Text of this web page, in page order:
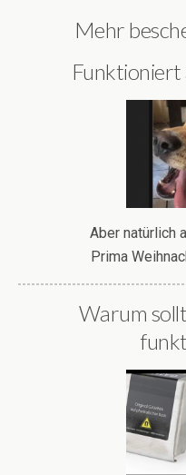
Mehr
Funktioniert
Aber natürlich
Prima
Warum